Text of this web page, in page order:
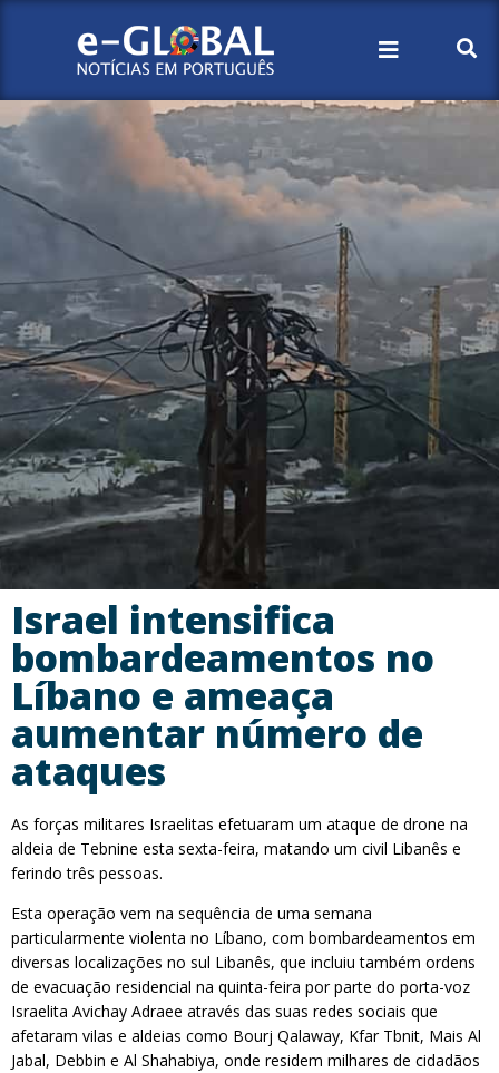
Israel intensifica
bombardeamentos no
Líbano e ameaça
aumentar número de
ataques
As forças militares Israelitas efetuaram um ataque de drone na
aldeia de Tebnine esta sexta-feira, matando um civil Libanês e
ferindo três pessoas.
Esta operação vem na sequência de uma semana
particularmente violenta no Líbano, com bombardeamentos em
diversas localizações no sul Libanês, que incluiu também ordens
de evacuação residencial na quinta-feira por parte do porta-voz
Israelita Avichay Adraee através das suas redes sociais que
afetaram vilas e aldeias como Bourj Qalaway, Kfar Tbnit, Mais Al
Jabal, Debbin e Al Shahabiya, onde residem milhares de cidadãos